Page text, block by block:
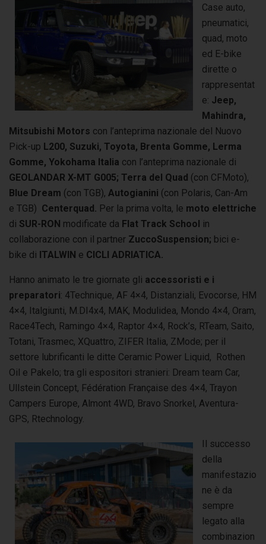
Case auto,
pneumatici,
quad, moto
ed E-bike
dirette o
rappresentat
e: Jeep,
Mahindra,
Mitsubishi Motors con l’anteprima nazionale del Nuovo
Pick-up L200, Suzuki, Toyota, Brenta Gomme, Lerma
Gomme, Yokohama Italia con l’anteprima nazionale di
GEOLANDAR X-MT G005; Terra del Quad (con CFMoto),
Blue Dream (con TGB), Autogianini (con Polaris, Can-Am
e TGB) Centerquad. Per la prima volta, le moto elettriche
di SUR-RON modificate da Flat Track School in
collaborazione con il partner ZuccoSuspension; bici e-
bike di ITALWIN e CICLI ADRIATICA.
Hanno animato le tre giornate gli accessoristi e i
preparatori: 4Technique, AF 4×4, Distanziali, Evocorse, HM
4×4, Italgiunti, M.DI4x4, MAK, Modulidea, Mondo 4×4, Oram,
Race4Tech, Ramingo 4×4, Raptor 4×4, Rock’s, RTeam, Saito,
Totani, Trasmec, XQuattro, ZIFER Italia, ZMode; per il
settore lubrificanti le ditte Ceramic Power Liquid, Rothen
Oil e Pakelo; tra gli espositori stranieri: Dream team Car,
Ullstein Concept, Fédération Française des 4×4, Trayon
Campers Europe, Almont 4WD, Bravo Snorkel, Aventura-
GPS, Rtechnology.
Il successo
della
manifestazio
ne è da
sempre
legato alla
combinazion